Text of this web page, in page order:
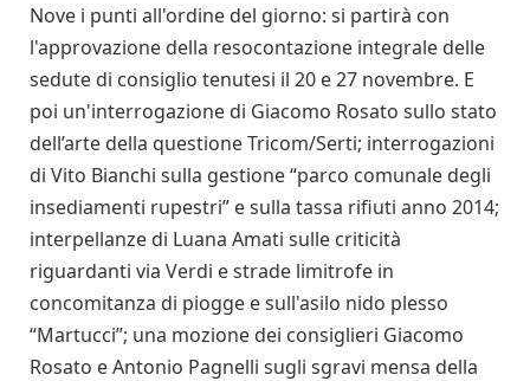
Nove i punti all'ordine del giorno: si partirà con
l'approvazione della resocontazione integrale delle
sedute di consiglio tenutesi il 20 e 27 novembre. E
poi un'interrogazione di Giacomo Rosato sullo stato
dell’arte della questione Tricom/Serti; interrogazioni
di Vito Bianchi sulla gestione “parco comunale degli
insediamenti rupestri” e sulla tassa rifiuti anno 2014;
interpellanze di Luana Amati sulle criticità
riguardanti via Verdi e strade limitrofe in
concomitanza di piogge e sull'asilo nido plesso
“Martucci”; una mozione dei consiglieri Giacomo
Rosato e Antonio Pagnelli sugli sgravi mensa della